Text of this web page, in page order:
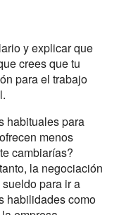
y explicar que
crees que tu
para el trabajo
habituales para
menos
cambiarías?
la negociación
para ir a
habilidades como